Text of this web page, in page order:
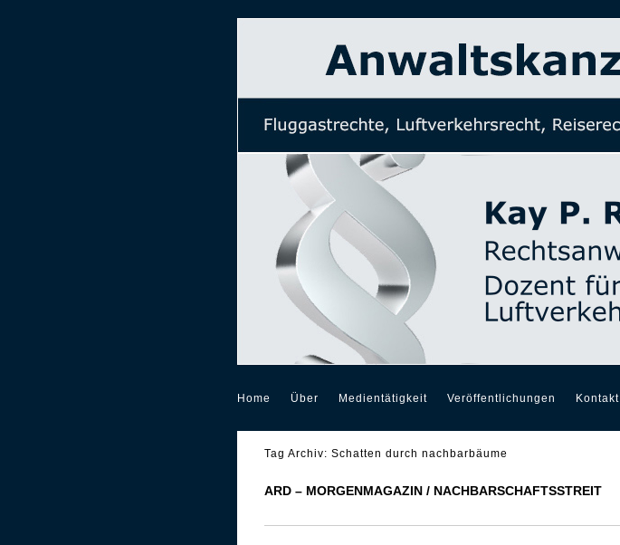
Home Über Medientätigkeit Veröffentlichungen Kontakt
Tag Archiv: Schatten durch nachbarbäume
ARD – MORGENMAGAZIN / NACHBARSCHAFTSSTREIT